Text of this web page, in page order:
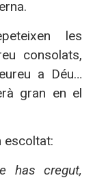
les
consolats,
a Déu…
gran en el
escoltat:
has cregut,